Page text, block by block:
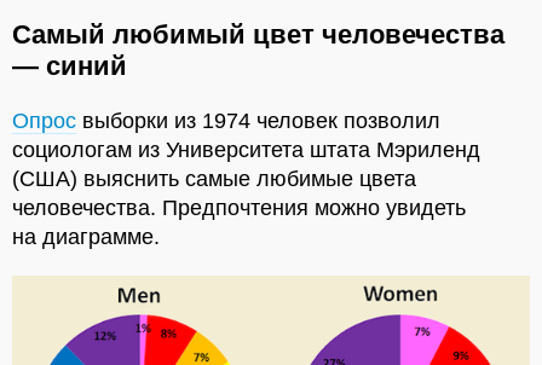
Самый любимый цвет человечества
— синий
Опрос выборки из 1974 человек позволил
социологам из Университета штата Мэриленд
(США) выяснить самые любимые цвета
человечества. Предпочтения можно увидеть
на диаграмме.